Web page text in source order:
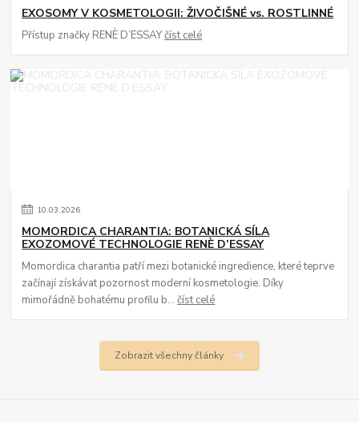
EXOSOMY V KOSMETOLOGII: ŽIVOČIŠNÉ vs. ROSTLINNÉ
Přístup značky RENÈ D’ESSAYčíst celé
10.03.2026
MOMORDICA CHARANTIA: BOTANICKÁ SÍLA
EXOZOMOVÉ TECHNOLOGIE RENÈ D’ESSAY
Momordica charantia patří mezi botanické ingredience, které teprve
začínají získávat pozornost moderní kosmetologie. Díky
mimořádně bohatému profilu b...číst celé
Zobrazit všechny články